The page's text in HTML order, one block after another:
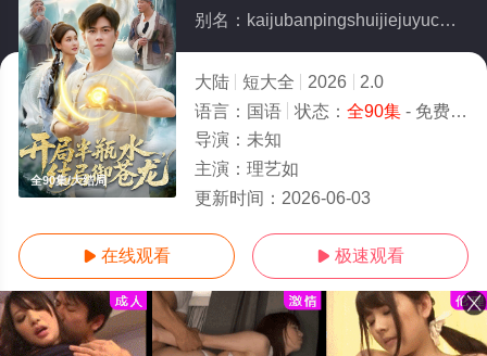
全90集/大结局
别名：kaijubanpingshuijiejuyucanglong
大陆 短大全 2026
2.0
语言： 国语 状态： 全90集- 免费在线观看
导演： 未知
主演： 理艺如
更新时间： 2026-06-03
 在线观看  极速观看